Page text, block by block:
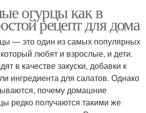
огурцы как в
рецепт для дома
— это один из самых популярных
любят и взрослые, и дети.
в качестве закуски, добавки к
ингредиента для салатов. Однако
почему домашние
редко получаются такими же